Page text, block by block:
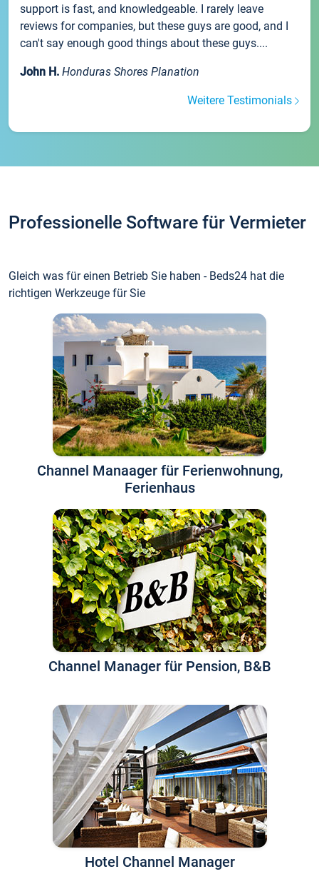
support is fast, and knowledgeable. I rarely leave
reviews for companies, but these guys are good, and I
can't say enough good things about these guys....
John H. Honduras Shores Planation
Weitere Testimonials
Professionelle Software für Vermieter
Gleich was für einen Betrieb Sie haben - Beds24 hat die
richtigen Werkzeuge für Sie
Channel Manaager für Ferienwohnung,
Ferienhaus
Channel Manager für Pension, B&B
Hotel Channel Manager